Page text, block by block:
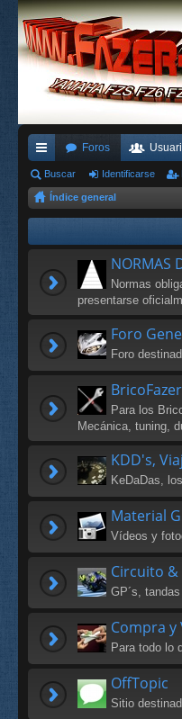
nl
ac
Foros
Buscar Identificarse
Índice general
NORMAS
Normas
presentarse
Foro
Foro
Para los
Mecánica, tuning,
KDD's,
KeDaDas,
Material
Vídeos y
Circuito
GP´s,
Compra y
Para todo lo
OffTopic
Sitio